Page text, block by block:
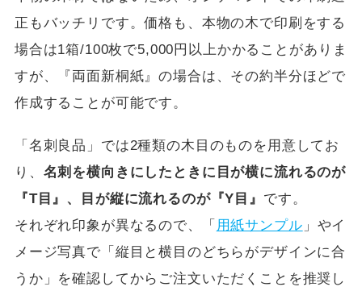
正もバッチリです。価格も、本物の木で印刷をする
場合は1箱/100枚で5,000円以上かかることがありま
すが、『両面新桐紙』の場合は、その約半分ほどで
作成することが可能です。
「名刺良品」では2種類の木目のものを用意してお
り、 名刺を横向きにしたときに目が横に流れるのが
『T目』、目が縦に流れるのが『Y目』 です。
それぞれ印象が異なるので、「 用紙サンプル 」やイ
メージ写真で「縦目と横目のどちらがデザインに合
うか」を確認してからご注文いただくことを推奨し